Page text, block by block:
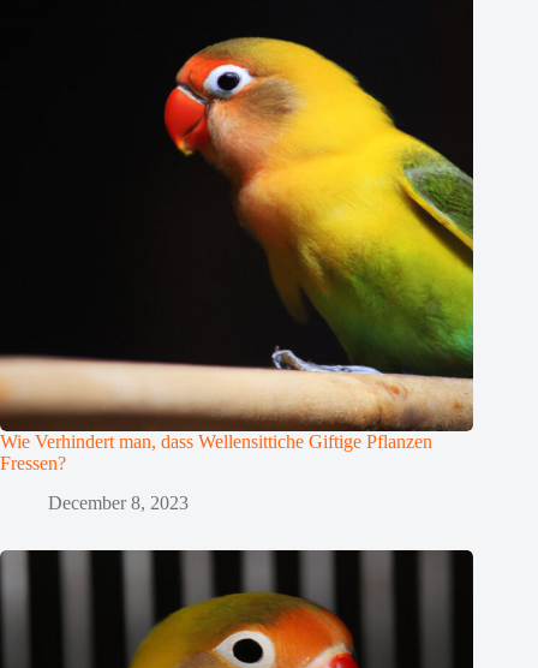
Wie Verhindert man, dass Wellensittiche Giftige Pflanzen
Fressen?
December 8, 2023